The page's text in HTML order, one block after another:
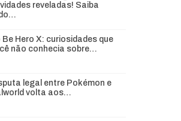
reveladas! Saiba
Be Hero X: curiosidades que
não conhecia sobre…
legal entre Pokémon e
volta aos…